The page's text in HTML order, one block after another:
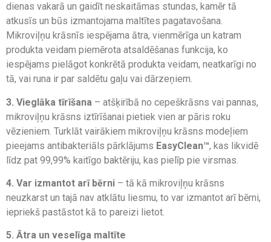
dienas vakarā un gaidīt neskaitāmas stundas, kamēr tā
atkusīs un būs izmantojama maltītes pagatavošana.
Mikroviļņu krāsnīs iespējama ātra, vienmērīga un katram
produkta veidam piemērota atsaldēšanas funkcija, ko
iespējams pielāgot konkrētā produkta veidam, neatkarīgi no
tā, vai runa ir par saldētu gaļu vai dārzeņiem.
3. Vieglāka tīrīšana – atšķirībā no cepeškrāsns vai pannas,
mikroviļņu krāsns iztīrīšanai pietiek vien ar pāris roku
vēzieniem. Turklāt vairākiem mikroviļņu krāsns modeļiem
pieejams antibakteriāls pārklājums EasyClean™, kas likvidē
līdz pat 99,99% kaitīgo baktēriju, kas pielīp pie virsmas.
4. Var izmantot arī bērni – tā kā mikroviļņu krāsns
neuzkarst un tajā nav atklātu liesmu, to var izmantot arī bērni,
iepriekš pastāstot kā to pareizi lietot.
5. Ātra un veselīga maltīte